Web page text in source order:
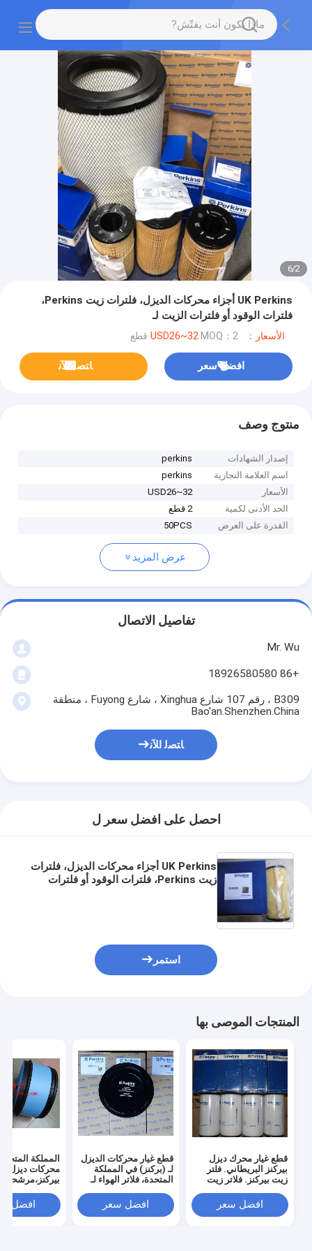
2
/
6
UK Perkins أجزاء محركات الديزل، فلترات زيت Perkins،
فلترات الوقود أو فلترات الزيت لـ
Perkins،CH10929,CH10930,CH10931
الأسعار：USD26~32 MOQ：2 قطع
افضل سعر ﺎﺘﺼﻟ ﺍﻶﻧ
منتوج وصف
إصدار الشهادات
perkins
اسم العلامة التجارية
perkins
الأسعار
USD26~32
الحد الأدنى لكمية
2 قطع
القدرة على العرض
50PCS
عرض المزيد
تفاصيل الاتصال
Mr. Wu
+86 18926580580
B309 ، رقم 107 شارع Xinghua ، شارع Fuyong ، منطقة
Bao'an.Shenzhen.China
ﺎﺘﺼﻟ ﺍﻶﻧ
احصل على افضل سعر ل
UK Perkins أجزاء محركات الديزل، فلترات
زيت Perkins، فلترات الوقود أو فلترات
استمر
المنتجات الموصى بها
قطع غيار محرك ديزل
بيركنز البريطاني. فلتر
زيت بيركنز. فلاتر زيت
26540238، 26540237افضل سعر
قطع غيار محركات الديزل
لـ (بركنز) في المملكة
المتحدة، فلاتر الهواء لـ
افضل سعر
المملكة
محركات ديزل
بيركنز،مرشحات
افضل